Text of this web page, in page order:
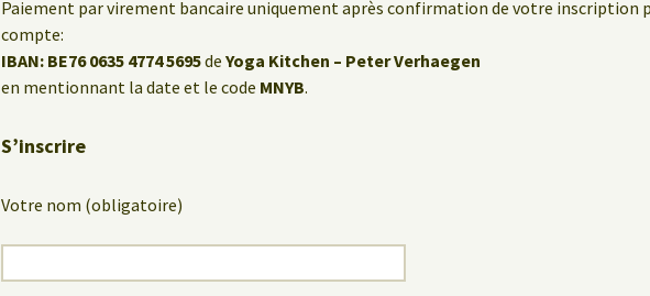
Paiement par virement bancaire uniquement après confirmation de votre inscription
compte:
IBAN: BE76 0635 4774 5695de Yoga Kitchen – Peter Verhaegen
en mentionnant la date et le code MNYB.
S’inscrire
Votre nom (obligatoire)